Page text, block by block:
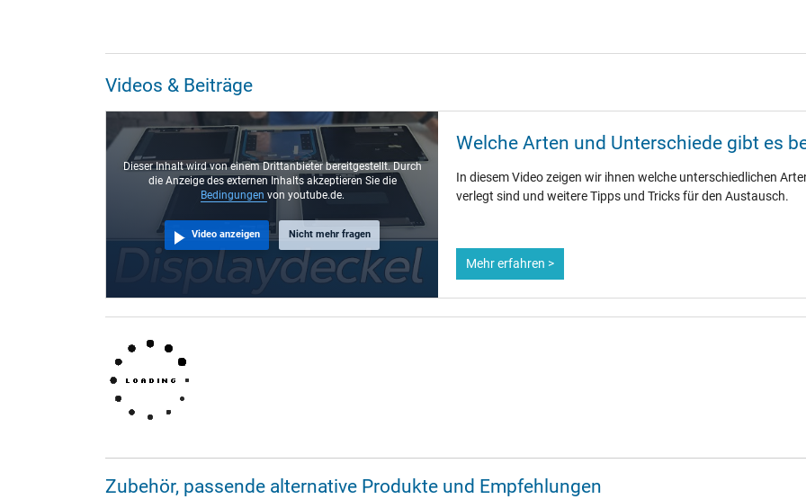
Videos & Beiträge
Dieser Inhalt wird von einem Drittanbieter bereitgestellt. Durch
die Anzeige des externen Inhalts akzeptieren Sie die
Bedingungen von youtube.de.
Video anzeigen Nicht mehr fragen
Welche Arten und Unterschiede gibt es
In diesem Video zeigen wir ihnen welche unterschiedlichen
verlegt sind und weitere Tipps und Tricks für den Austausch.
Mehr erfahren >
Zubehör, passende alternative Produkte und Empfehlungen